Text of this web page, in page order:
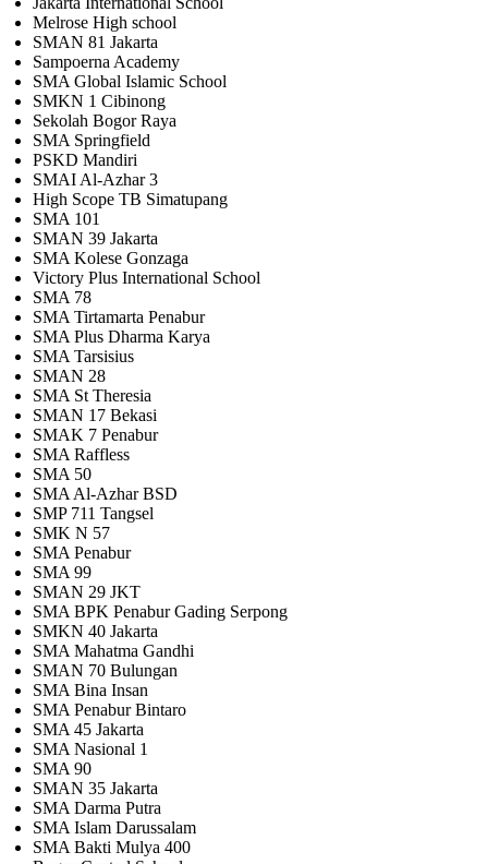
Melrose High school
SMAN 81 Jakarta
Sampoerna Academy
SMA Global Islamic School
SMKN 1 Cibinong
Sekolah Bogor Raya
SMA Springfield
PSKD Mandiri
SMAI Al-Azhar 3
High Scope TB Simatupang
SMA 101
SMAN 39 Jakarta
SMA Kolese Gonzaga
Victory Plus International School
SMA 78
SMA Tirtamarta Penabur
SMA Plus Dharma Karya
SMA Tarsisius
SMAN 28
SMA St Theresia
SMAN 17 Bekasi
SMAK 7 Penabur
SMA Raffless
SMA 50
SMA Al-Azhar BSD
SMP 711 Tangsel
SMK N 57
SMA Penabur
SMA 99
SMAN 29 JKT
SMA BPK Penabur Gading Serpong
SMKN 40 Jakarta
SMA Mahatma Gandhi
SMAN 70 Bulungan
SMA Bina Insan
SMA Penabur Bintaro
SMA 45 Jakarta
SMA Nasional 1
SMA 90
SMAN 35 Jakarta
SMA Darma Putra
SMA Islam Darussalam
SMA Bakti Mulya 400